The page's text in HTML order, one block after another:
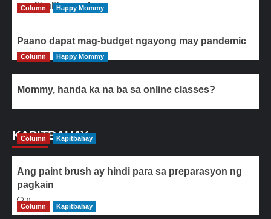
paulit-ulit ang ulam
Column Happy Mommy
Paano dapat mag-budget ngayong may pandemic
Column Happy Mommy
Mommy, handa ka na ba sa online classes?
KAPITBAHAY
Column Kapitbahay
Ang paint brush ay hindi para sa preparasyon ng
pagkain
0
Column
Kapitbahay